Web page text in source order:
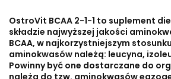
OstroVit BCAA 2-1-1 to suplement
składzie najwyższej jakości
BCAA, w najkorzystniejszym stosunku
aminokwasów należą: leucyna,
Powinny być one dostarczane do